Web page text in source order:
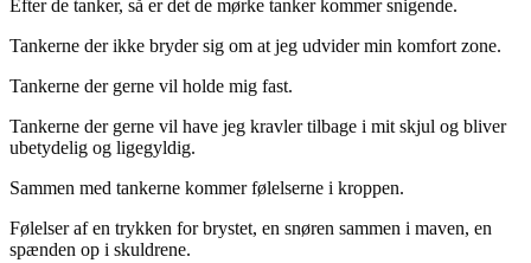
Efter de tanker, så er det de mørke tanker kommer snigende.
Tankerne der ikke bryder sig om at jeg udvider min komfort zone.
Tankerne der gerne vil holde mig fast.
Tankerne der gerne vil have jeg kravler tilbage i mit skjul og bliver
ubetydelig og ligegyldig.
Sammen med tankerne kommer følelserne i kroppen.
Følelser af en trykken for brystet, en snøren sammen i maven, en
spænden op i skuldrene.